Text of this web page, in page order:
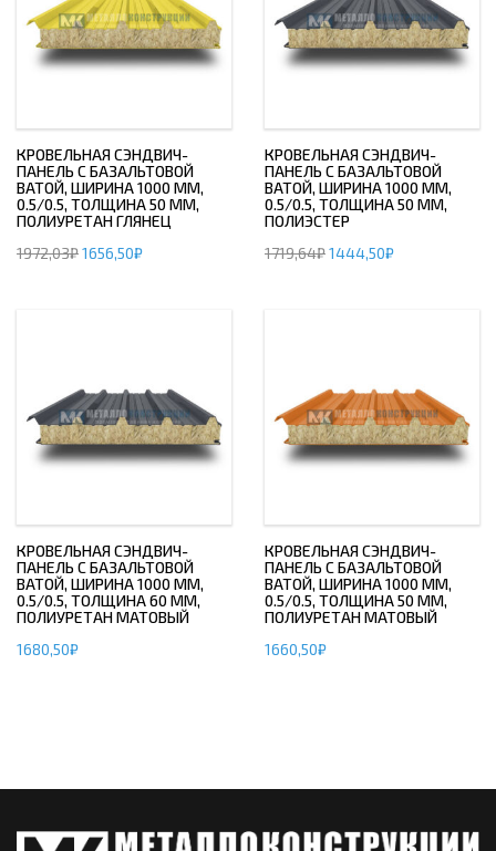
КРОВЕЛЬНАЯ СЭНДВИЧ-
ПАНЕЛЬ С БАЗАЛЬТОВОЙ
ВАТОЙ, ШИРИНА 1000 ММ,
0.5/0.5, ТОЛЩИНА 50 ММ,
ПОЛИУРЕТАН ГЛЯНЕЦ
1972,03₽1656,50₽
КРОВЕЛЬНАЯ СЭНДВИЧ-
ПАНЕЛЬ С БАЗАЛЬТОВОЙ
ВАТОЙ, ШИРИНА 1000 ММ,
0.5/0.5, ТОЛЩИНА 50 ММ,
ПОЛИЭСТЕР
1719,64₽1444,50₽
КРОВЕЛЬНАЯ СЭНДВИЧ-
ПАНЕЛЬ С БАЗАЛЬТОВОЙ
ВАТОЙ, ШИРИНА 1000 ММ,
0.5/0.5, ТОЛЩИНА 60 ММ,
ПОЛИУРЕТАН МАТОВЫЙ
1680,50₽
КРОВЕЛЬНАЯ СЭНДВИЧ-
ПАНЕЛЬ С БАЗАЛЬТОВОЙ
ВАТОЙ, ШИРИНА 1000 ММ,
0.5/0.5, ТОЛЩИНА 50 ММ,
ПОЛИУРЕТАН МАТОВЫЙ
1660,50₽